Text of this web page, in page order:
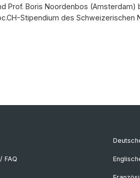
Prof. Boris Noordenbos (Amsterdam)
Stipendium des Schweizerischen
FAQ